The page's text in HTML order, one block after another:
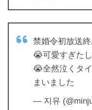
禁婚令初放送
😭可愛すぎた
😭全然泣くタ
まいました
— 지유